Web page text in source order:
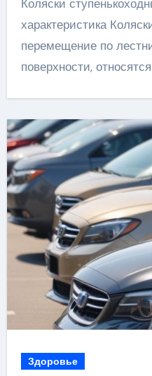
Коляски ступенькоходные: назначение и общая
характеристика
перемещение по
поверхности,
Здоровье